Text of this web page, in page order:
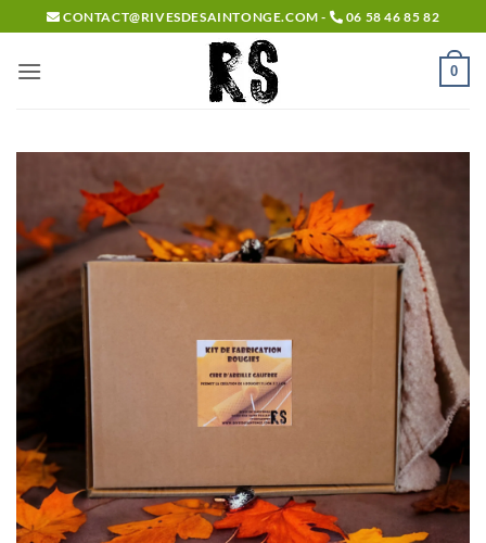
Passer
au
contenu
CONTACT@RIVESDESAINTONGE.COM - 06 58 46 85 82
0